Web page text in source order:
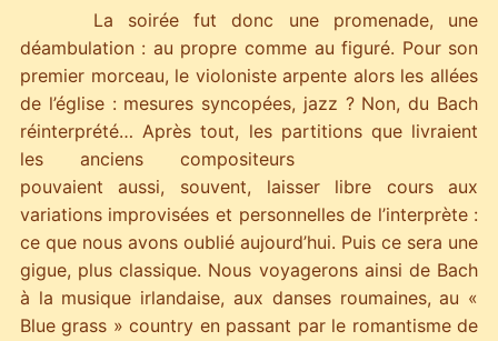
La soirée fut donc une promenade, une
déambulation : au propre comme au figuré. Pour son
premier morceau, le violoniste arpente alors les allées
de l’église : mesures syncopées, jazz ? Non, du Bach
réinterprété… Après tout, les partitions que livraient
les anciens compositeurs
pouvaient aussi, souvent, laisser libre cours aux
variations improvisées et personnelles de l’interprète :
ce que nous avons oublié aujourd’hui. Puis ce sera une
gigue, plus classique. Nous voyagerons ainsi de Bach
à la musique irlandaise, aux danses roumaines, au «
Blue grass » country en passant par le romantisme de